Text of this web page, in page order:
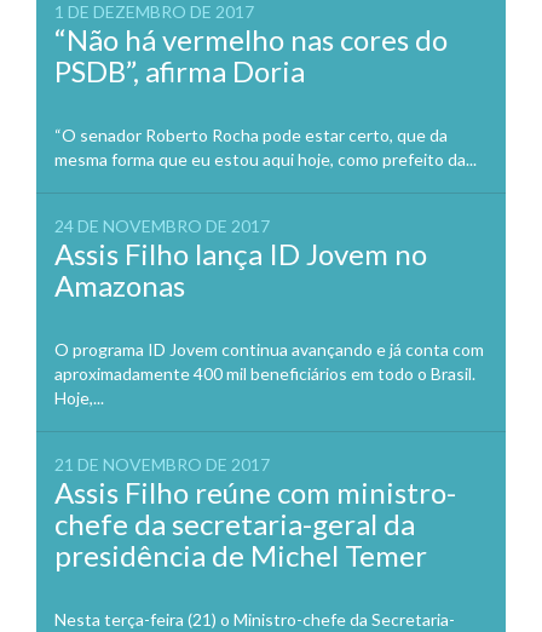
1 DE DEZEMBRO DE 2017
“Não há vermelho nas cores do
PSDB”, afirma Doria
“O senador Roberto Rocha pode estar certo, que da
mesma forma que eu estou aqui hoje, como prefeito da...
24 DE NOVEMBRO DE 2017
Assis Filho lança ID Jovem no
Amazonas
O programa ID Jovem continua avançando e já conta com
aproximadamente 400 mil beneficiários em todo o Brasil.
Hoje,...
21 DE NOVEMBRO DE 2017
Assis Filho reúne com ministro-
chefe da secretaria-geral da
presidência de Michel Temer
Nesta terça-feira (21) o Ministro-chefe da Secretaria-